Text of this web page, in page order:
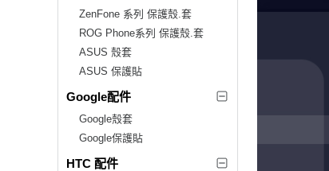
ZenFone 系列 保護殼.套
ROG Phone系列 保護殼.套
ASUS 殼套
ASUS 保護貼
Google配件
Google殼套
Google保護貼
HTC 配件